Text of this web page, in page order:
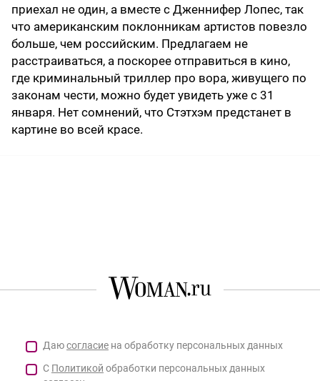
приехал не один, а вместе с Дженнифер Лопес, так
что американским поклонникам артистов повезло
больше, чем российским. Предлагаем не
расстраиваться, а поскорее отправиться в кино,
где криминальный триллер про вора, живущего по
законам чести, можно будет увидеть уже с 31
января. Нет сомнений, что Стэтхэм предстанет в
картине во всей красе.
Даюсогласие на обработку персональных данных
С Политикой обработки персональных данных